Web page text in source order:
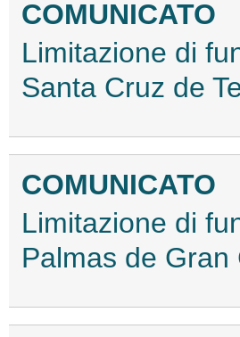
COMUNICATO
Limitazione di
Santa Cruz de
COMUNICATO
Limitazione di
Palmas de